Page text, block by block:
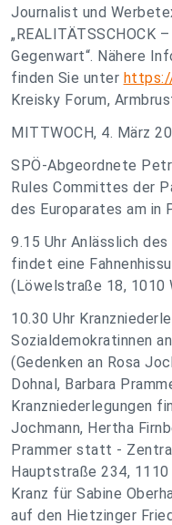
Journalist und
„REALITÄTSSCHOCK
Gegenwart“. Nähere
finden Sie unter
Kreisky Forum,
MITTWOCH, 4. März
SPÖ-Abgeordnete
Rules Committes der
des Europarates am in
9.15 Uhr Anlässlich
findet eine
(Löwelstraße 18, 1010
10.30 Uhr
Sozialdemokratinnen
(Gedenken an Rosa
Dohnal, Barbara
Kranzniederlegungen
Jochmann, Hertha
Prammer statt -
Hauptstraße 234, 1110
Kranz für Sabine
auf den Hietzinger